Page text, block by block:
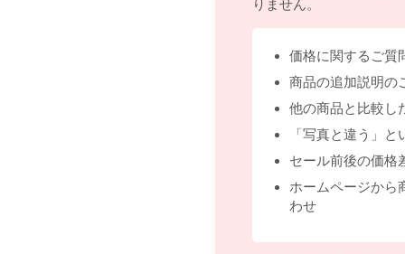
りません。
価格に関するご質
商品の追加説明の
他の商品と比較し
「写真と違う」
セール前後の価格
ホームページから
わせ